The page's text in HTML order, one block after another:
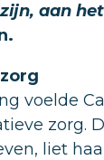
aan
voelde
zorg.
liet